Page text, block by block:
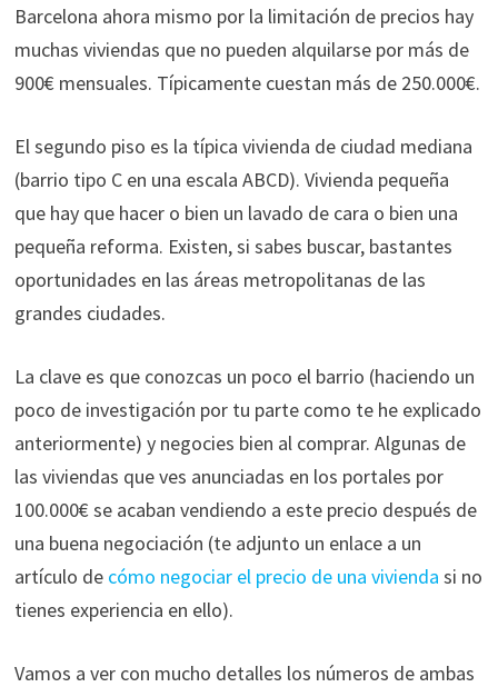
Barcelona ahora mismo por la limitación de precios hay
muchas viviendas que no pueden alquilarse por más de
900€ mensuales. Típicamente cuestan más de 250.000€.
El segundo piso es la típica vivienda de ciudad mediana
(barrio tipo C en una escala ABCD). Vivienda pequeña
que hay que hacer o bien un lavado de cara o bien una
pequeña reforma. Existen, si sabes buscar, bastantes
oportunidades en las áreas metropolitanas de las
grandes ciudades.
La clave es que conozcas un poco el barrio (haciendo un
poco de investigación por tu parte como te he explicado
anteriormente) y negocies bien al comprar. Algunas de
las viviendas que ves anunciadas en los portales por
100.000€ se acaban vendiendo a este precio después de
una buena negociación (te adjunto un enlace a un
artículo de cómo negociar el precio de una vivienda si no
tienes experiencia en ello).
Vamos a ver con mucho detalles los números de ambas